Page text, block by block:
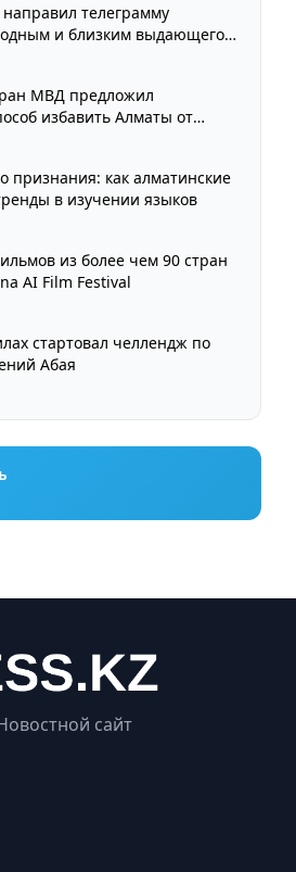
направил телеграмму
и близким выдающегося
Амиркулова
МВД предложил
избавить Алматы от
признания: как алматинские
в изучении языков
из более чем 90 стран
AI Film Festival
стартовал челлендж по
Абая
сайт